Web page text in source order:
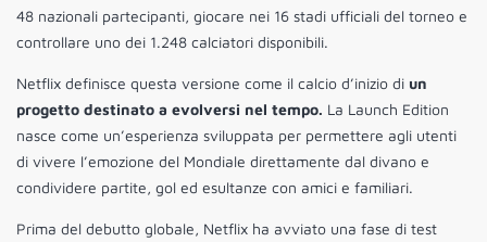
48 nazionali partecipanti, giocare nei 16 stadi ufficiali del torneo e
controllare uno dei 1.248 calciatori disponibili.
Netflix definisce questa versione come il calcio d’inizio di un
progetto destinato a evolversi nel tempo. La Launch Edition
nasce come un’esperienza sviluppata per permettere agli utenti
di vivere l’emozione del Mondiale direttamente dal divano e
condividere partite, gol ed esultanze con amici e familiari.
Prima del debutto globale, Netflix ha avviato una fase di test